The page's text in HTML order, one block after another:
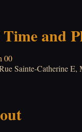
and
00
Sainte-Catherine